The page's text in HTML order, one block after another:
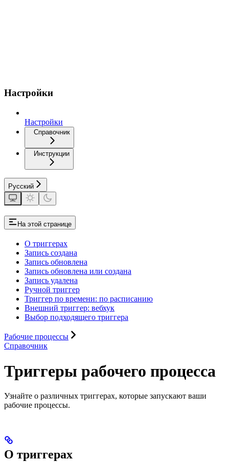
Настройки
Настройки
Справочник
Инструкции
Русский
На этой странице
О триггерах
Запись создана
Запись обновлена
Запись обновлена или создана
Запись удалена
Ручной триггер
Триггер по времени: по расписанию
Внешний триггер: вебхук
Выбор подходящего триггера
Рабочие процессы
Справочник
Триггеры рабочего процесса
Узнайте о различных триггерах, которые запускают ваши
рабочие процессы.
О триггерах